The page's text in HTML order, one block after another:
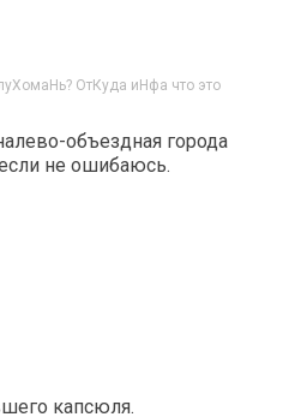
ОтКуда иНфа что это
объездная города
не ошибаюсь.
капсюля.